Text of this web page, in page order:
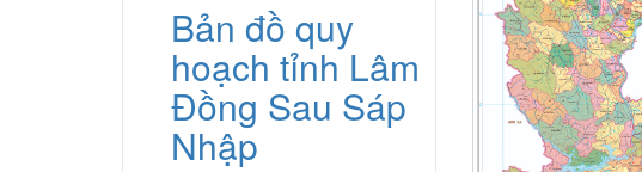
Bản đồ quy
hoạch tỉnh Lâm
Đồng Sau Sáp
Nhập